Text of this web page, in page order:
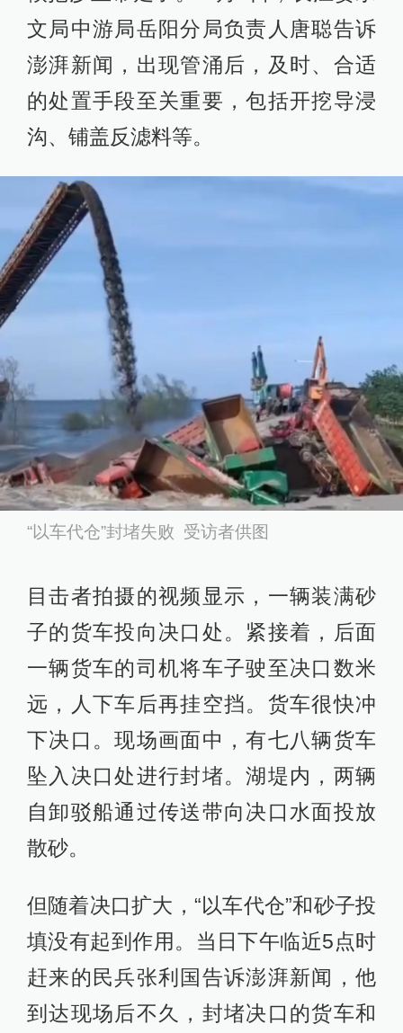
文局中游局岳阳分局负责人唐聪告诉
澎湃新闻，出现管涌后，及时、合适
的处置手段至关重要，包括开挖导浸
沟、铺盖反滤料等。
“以车代仓”封堵失败 受访者供图
目击者拍摄的视频显示，一辆装满砂
子的货车投向决口处。紧接着，后面
一辆货车的司机将车子驶至决口数米
远，人下车后再挂空挡。货车很快冲
下决口。现场画面中，有七八辆货车
坠入决口处进行封堵。湖堤内，两辆
自卸驳船通过传送带向决口水面投放
散砂。
但随着决口扩大，“以车代仓”和砂子投
填没有起到作用。当日下午临近5点时
赶来的民兵张利国告诉澎湃新闻，他
到达现场后不久，封堵决口的货车和